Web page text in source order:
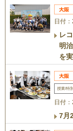
日付
レ
明
を
授業/特
日付
7月